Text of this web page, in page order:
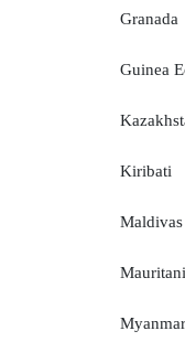
Granada
Guinea
Kiribati
Maldivas
Myanmar